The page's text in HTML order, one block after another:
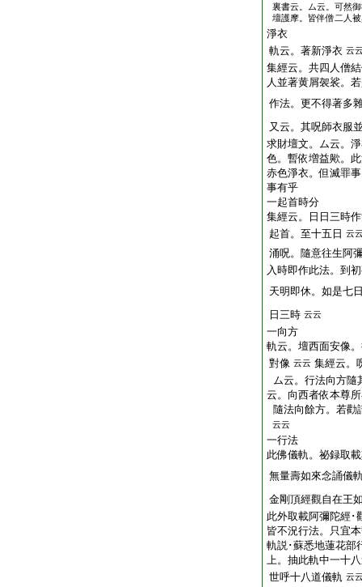
裏書云。ム云。可然
壇護摩。皆伴僧二人
淨衣
軌云。著新淨衣 云
集經云。共四人僧
人並著黄屑袈裟。
作法。更不得著多
又云。其呪師衣服
求財壇文。ム云。
色。暫依増益歟。
赤色淨衣。但滅罪
事有乎
一起首時分
集經云。日日三時
起首。至十五日 云
涌呪。隨意往生阿
入時即作此法。到
天明即休。如是七
日三時 云云
一向方
軌云。壇西面安像
對像 云云 集經云。
ム云。行法向方隨
云。向西者依本尊
隨法向餘方。若勸
云云
一行法
此佛儀軌。祕録取
無量壽如來念誦儀
金剛頂經觀自在王
此外取載阿彌陀經･
皆不況行法。只宜
軌説･蘇悉地蓮花部
上。抽此軌中一十
世呼十八道儀軌 云